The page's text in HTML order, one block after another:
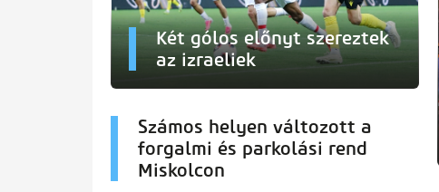
Két gólos előnyt szereztek
az izraeliek
Számos helyen változott a
forgalmi és parkolási rend
Miskolcon